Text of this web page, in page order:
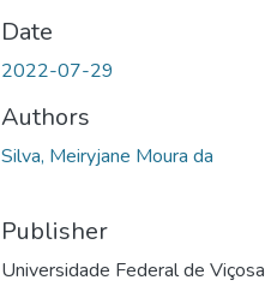
Date
2022-07-29
Authors
Silva, Meiryjane Moura da
Publisher
Universidade Federal de Viçosa